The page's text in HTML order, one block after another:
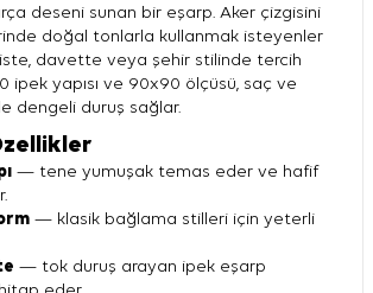
deseni sunan bir eşarp. Aker çizgisini
doğal tonlarla kullanmak isteyenler
davette veya şehir stilinde tercih
ipek yapısı ve 90x90 ölçüsü, saç ve
dengeli duruş sağlar.
— tene yumuşak temas eder ve hafif
— klasik bağlama stilleri için yeterli
— tok duruş arayan ipek eşarp